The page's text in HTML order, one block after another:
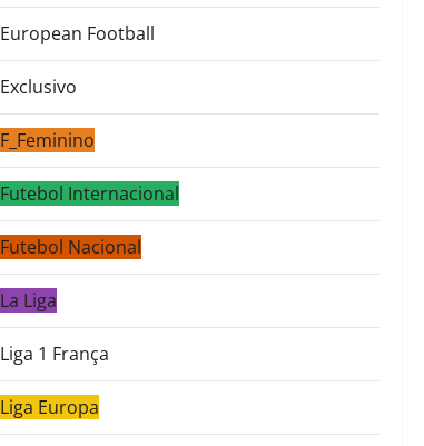
European Football
Exclusivo
F_Feminino
Futebol Internacional
Futebol Nacional
La Liga
Liga 1 França
Liga Europa